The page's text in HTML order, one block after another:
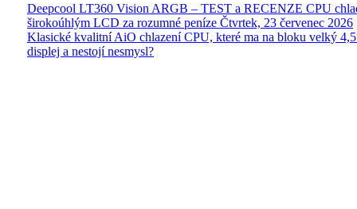
Deepcool LT360 Vision ARGB – TEST a RECENZE CPU
širokoúhlým LCD za rozumné peníze Čtvrtek, 23 červenec 2026
Klasické kvalitní AiO chlazení CPU, které ma na bloku velký
displej a nestojí nesmysl?